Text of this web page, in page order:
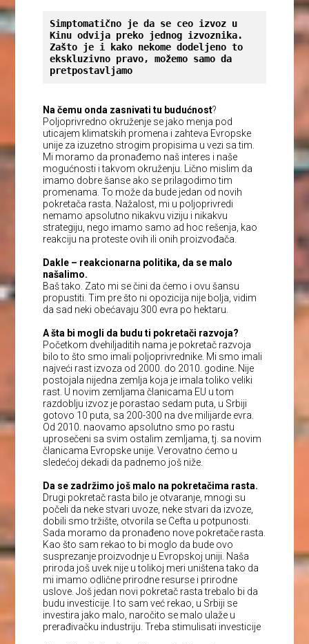
Simptomatično je da se ceo izvoz u
Kinu odvija preko jednog izvoznika.
Zašto je i kako nekome dodeljeno to
ekskluzivno pravo, možemo samo da
pretpostavljamo
Na čemu onda zasnivati tu budućnost?
Poljoprivredno okruženje se jako menja pod
uticajem klimatskih promena i zahteva Evropske
unije za izuzetno strogim propisima u vezi sa tim.
Mi moramo da pronađemo naš interes i naše
mogućnosti i takvom okruženju. Lično mislim da
imamo dobre šanse ako se prilagodimo tim
promenama. To može da bude jedan od novih
pokretača rasta. Nažalost, mi u poljoprivredi
nemamo apsolutno nikakvu viziju i nikakvu
strategiju, nego imamo samo ad hoc rešenja, kao
reakciju na proteste ovih ili onih proizvođača.
Dakle – reakcionarna politika, da se malo
našalimo.
Baš tako. Zato mi se čini da ćemo i ovu šansu
propustiti. Tim pre što ni opozicija nije bolja, vidim
da sad neki obećavaju 300 evra po hektaru.
A šta bi mogli da budu ti pokretači razvoja?
Početkom dvehiljaditih nama je pokretač razvoja
bilo to što smo imali poljoprivrednike. Mi smo imali
najveći rast izvoza od 2000. do 2010. godine. Nije
postojala nijedna zemlja koja je imala toliko veliki
rast. U novim zemljama članicama EU u tom
razdoblju izvoz je porastao sedam puta, u Srbiji
gotovo 10 puta, sa 200-300 na dve milijarde evra.
Od 2010. naovamo apsolutno smo po rastu
uprosečeni sa svim ostalim zemljama, tj. sa novim
članicama Evropske unije. Verovatno ćemo u
sledećoj dekadi da padnemo još niže.
Da se zadržimo još malo na pokretačima rasta.
Drugi pokretač rasta bilo je otvaranje, mnogi su
počeli da neke stvari uvoze, neke stvari da izvoze,
dobili smo tržište, otvorila se Cefta u potpunosti.
Sada moramo da pronađeno nove pokretače rasta.
Kao što sam rekao to bi moglo da bude ovo
susprezanje proizvodnje u Evropskoj uniji. Naša
priroda još uvek nije u tolikoj meri uništena tako da
mi imamo odlične prirodne resurse i prirodne
uslove. Još jedan novi pokretač rasta trebalo bi da
budu investicije. I to sam već rekao, u Srbiji se
investira jako malo, naročito se malo ulaže u
prerađivačku industriju. Treba stimulisati investicije